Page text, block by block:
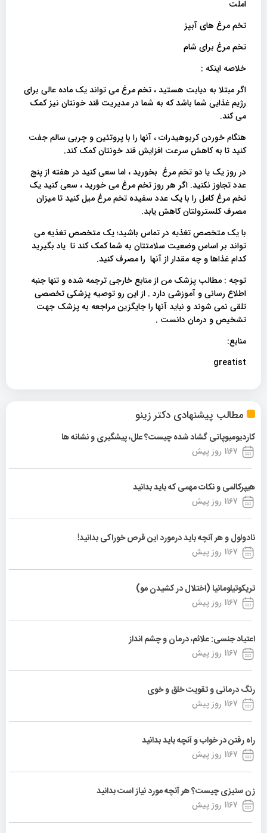
مطالب پیشنهادی دکتر زینو
کاردیومیوپاتی گشاد شده چیست؟ علل، پیشگیری و نشانه ها
1167 روز پیش
هیپرکالمی و نکات مهمی که باید بدانید
1167 روز پیش
نادولول و هر آنچه باید درمورد این قرص خوراکی بدانید!
1167 روز پیش
تریکوتیلومانیا (اختلال در کشیدن مو)
1167 روز پیش
اعتیاد جنسی: علائم، درمان و چشم انداز
1167 روز پیش
رنگ درمانی و تقویت خلق و خوی
1167 روز پیش
راه رفتن در خواب و آنچه باید بدانید
1167 روز پیش
زن ستیزی چیست؟ هر آنچه مورد نیاز است بدانید
1167 روز پیش
املت
تخم مرغ های آبپز
تخم مرغ برای شام
خلاصه اینکه :
اگر مبتلا به دیابت هستید ، تخم مرغ می تواند یک ماده عالی برای
رژیم غذایی شما باشد که به شما در مدیریت قند خونتان نیز کمک
می کند.
هنگام خوردن کربوهیدرات ، آنها را با پروتئین و چربی سالم جفت
کنید تا به کاهش سرعت افزایش قند خونتان کمک کند.
در روز یک یا دو تخم مرغ بخورید ، اما سعی کنید در هفته از پنج
عدد تجاوز نکنید. اگر هر روز تخم مرغ می خورید ، سعی کنید یک
تخم مرغ کامل را با یک عدد سفیده تخم مرغ میل کنید تا میزان
مصرف کلسترولتان کاهش یابد.
با یک متخصص تغذیه در تماس باشید؛ یک متخصص تغذیه می
تواند بر اساس وضعیت سلامتتان به شما کمک کند تا یاد بگیرید
کدام غذاها و چه مقدار از آنها را مصرف کنید.
توجه : مطالب پزشک من از منابع خارجی ترجمه شده و تنها جنبه
اطلاع رسانی و آموزشی دارد . از این رو توصیه پزشکی تخصصی
تلقی نمی شوند و نباید آنها را جایگزین مراجعه به پزشک جهت
تشخیص و درمان دانست .
منابع:
greatist